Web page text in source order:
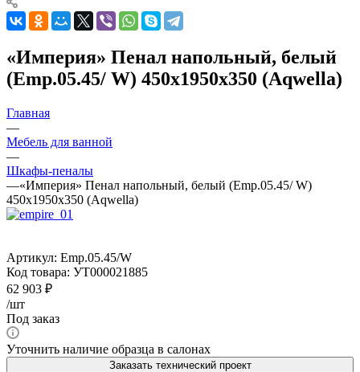
«Империя» Пенал напольный, белый
(Emp.05.45/ W) 450х1950х350 (Aqwella)
Главная
—
Мебель для ванной
—
Шкафы-пеналы
—«Империя» Пенал напольный, белый (Emp.05.45/ W)
450х1950х350 (Aqwella)
Артикул: Emp.05.45/W
Код товара: УТ000021885
62 903 ₽
/шт
Под заказ
Уточнить наличие образца в салонах
Заказать технический проект